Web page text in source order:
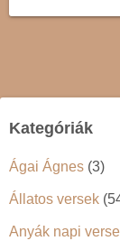
Kategóriák
Ágai Ágnes (3)
Állatos versek
Anyák napi